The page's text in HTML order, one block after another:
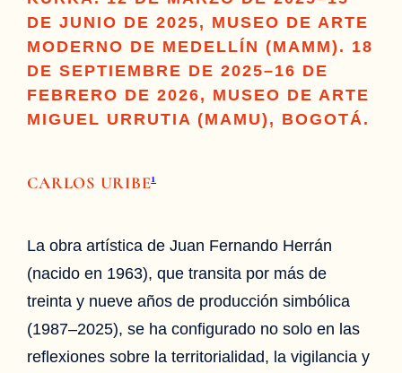
DE JUNIO DE 2025, MUSEO DE ARTE
MODERNO DE MEDELLÍN (MAMM). 18
DE SEPTIEMBRE DE 2025–16 DE
FEBRERO DE 2026, MUSEO DE ARTE
MIGUEL URRUTIA (MAMU), BOGOTÁ.
CARLOS URIBE1
La obra artística de Juan Fernando Herrán
(nacido en 1963), que transita por más de
treinta y nueve años de producción simbólica
(1987–2025), se ha configurado no solo en las
reflexiones sobre la territorialidad, la vigilancia y